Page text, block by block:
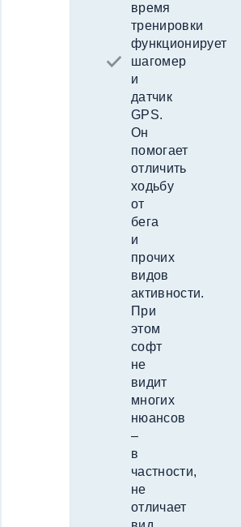
время
тренировки
функционирует
шагомер
и
датчик
GPS.
Он
помогает
отличить
ходьбу
от
бега
и
прочих
видов
активности.
При
этом
софт
не
видит
многих
нюансов
–
в
частности,
не
отличает